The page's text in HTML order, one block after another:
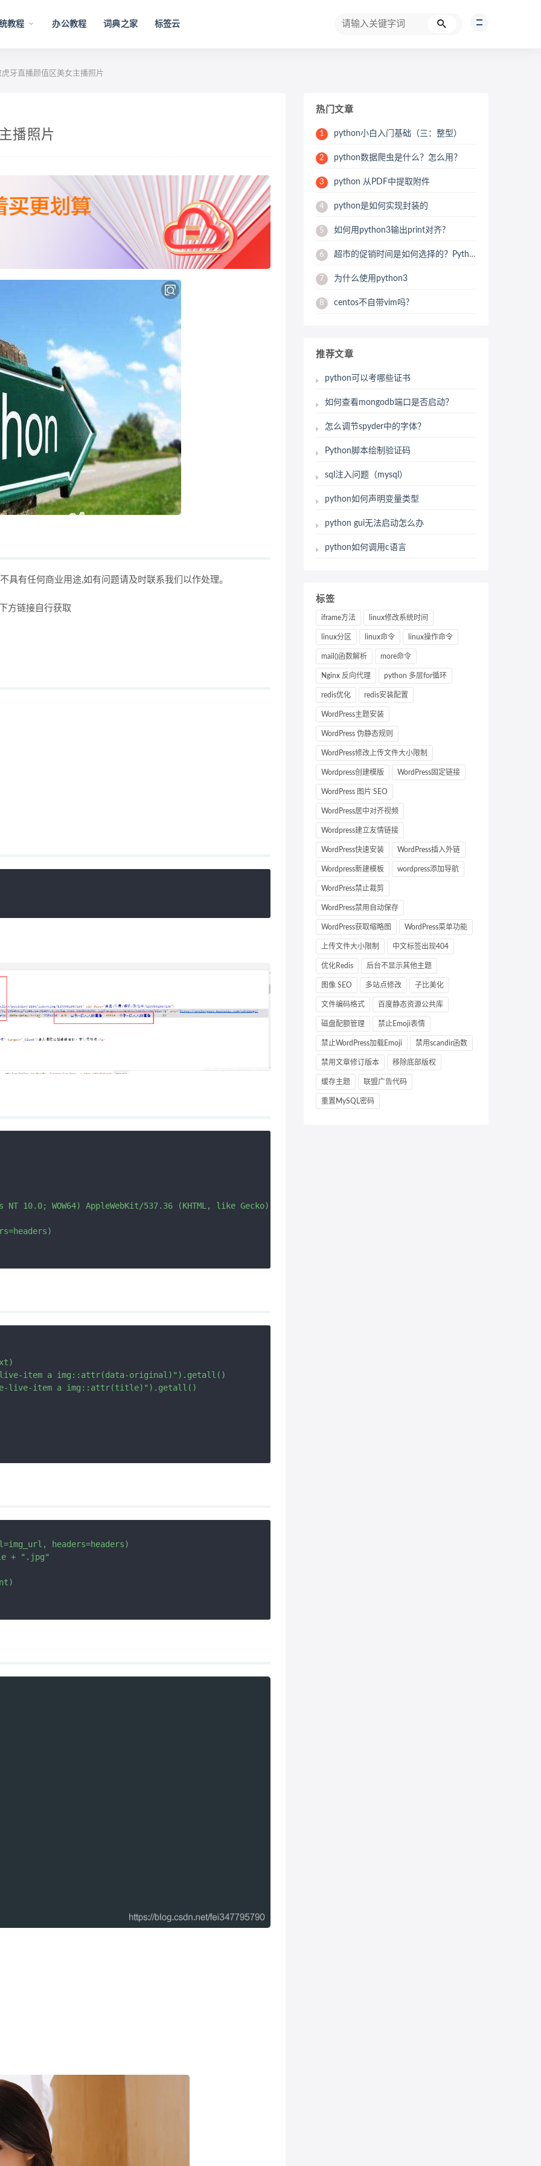
教程 办公教程 词典之家 标签云
牙直播颜值区美女主播照片
播照片
具有任何商业用途,如有问题请及时联系我们以作处理。
方链接自行获取
NT 10.0; WOW64) AppleWebKit/537.36 (KHTML, like Gecko) Chrome/81.0.4044.138 Safari/537.36"
item a img::attr(data-original)").getall()
live-item a img::attr(title)").getall()
headers=headers)
+ ".jpg"
热门文章
1 python小白入门基础（三：整型）
2 python数据爬虫是什么？怎么用？
3 python 从PDF中提取附件
4 python是如何实现封装的
5 如何用python3输出print对齐?
6 超市的促销时间是如何选择的？Python用数据来帮你分析
7 为什么使用python3
8 centos不自带vim吗?
推荐文章
python可以考哪些证书
如何查看mongodb端口是否启动？
怎么调节spyder中的字体？
Python脚本绘制验证码
sql注入问题（mysql）
python如何声明变量类型
python gui无法启动怎么办
python如何调用c语言
标签
iframe方法 linux修改系统时间
linux分区 linux命令 linux操作命令
mail()函数解析 more命令
Nginx 反向代理 python 多层for循环
redis优化 redis安装配置
WordPress主题安装
WordPress 伪静态规则
WordPress修改上传文件大小限制
Wordpress创建模版 WordPress固定链接
WordPress 图片 SEO
WordPress居中对齐视频
Wordpress建立友情链接
WordPress快速安装 WordPress插入外链
Wordpress新建模板 wordpress添加导航
WordPress禁止裁剪
WordPress禁用自动保存
WordPress获取缩略图 WordPress菜单功能
上传文件大小限制 中文标签出现404
优化Redis 后台不显示其他主题
图像 SEO 多站点修改 子比美化
文件编码格式 百度静态资源公共库
磁盘配额管理 禁止Emoji表情
禁止WordPress加载Emoji 禁用scandir函数
禁用文章修订版本 移除底部版权
缓存主题 联盟广告代码
重置MySQL密码